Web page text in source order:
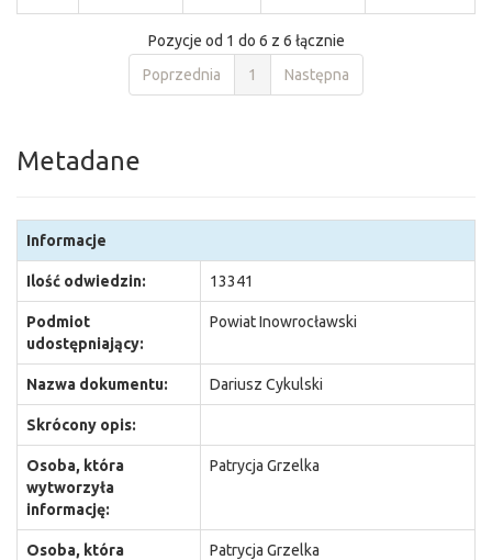
Pozycje od 1 do 6 z 6 łącznie
Poprzednia
1 Następna
Metadane
Informacje
Ilość odwiedzin: 13341
Podmiot
udostępniający:
Powiat Inowrocławski
Nazwa dokumentu: Dariusz Cykulski
Skrócony opis:
Osoba, która
wytworzyła
informację:
Patrycja Grzelka
Osoba, która
Patrycja Grzelka